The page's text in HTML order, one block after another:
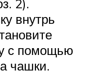
2).
внутрь
с помощью
чашки.